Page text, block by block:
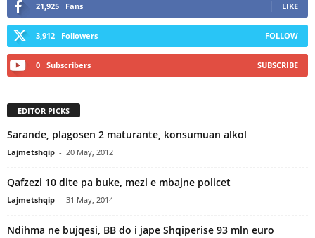
21,925 Fans LIKE
3,912 Followers FOLLOW
0 Subscribers SUBSCRIBE
EDITOR PICKS
Sarande, plagosen 2 maturante, konsumuan alkol
Lajmetshqip - 20 May, 2012
Qafzezi 10 dite pa buke, mezi e mbajne policet
Lajmetshqip - 31 May, 2014
Ndihma ne bujqesi, BB do i jape Shqiperise 93 mln euro